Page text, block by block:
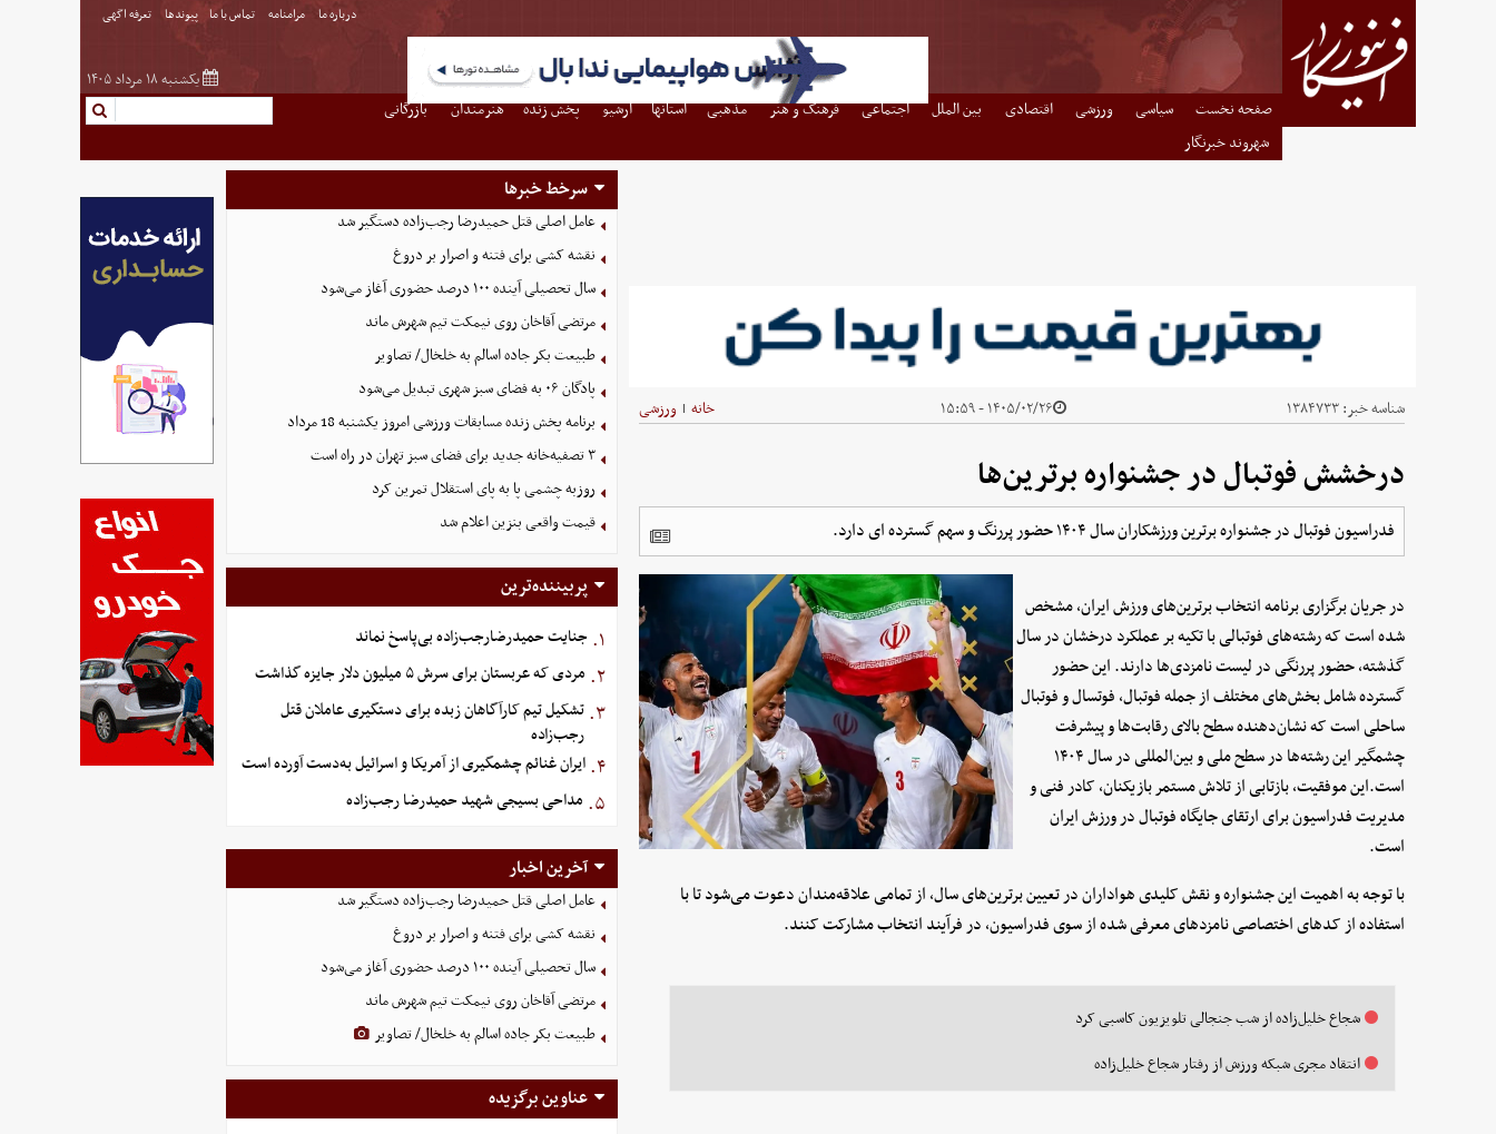
درباره ما مرامنامه تماس با ما پیوندها تعرفه اگهی
یکشنبه ۱۸ مرداد ۱۴۰۵
صفحه نخست سیاسی ورزشی اقتصادی بین الملل اجتماعی فرهنگ و هنر مذهبی استانها آرشیو پخش زنده هنرمندان
بازرگانی
شهروند خبرنگار
شناسه خبر:۱۳۸۴۷۳۳ ۱۴۰۵/۰۲/۲۶ - ۱۵:۵۹ خانه | ورزشی
درخشش فوتبال در جشنواره برترین‌ها
فدراسیون فوتبال در جشنواره برترین ورزشکاران سال ۱۴۰۴ حضور پررنگ و سهم گسترده ای دارد.
در جریان برگزاری برنامه انتخاب برترین‌های ورزش ایران، مشخص
شده است که رشته‌های فوتبالی با تکیه بر عملکرد درخشان در سال
گذشته، حضور پررنگی در لیست نامزدی‌ها دارند. این حضور
گسترده شامل بخش‌های مختلف از جمله فوتبال، فوتسال و فوتبال
ساحلی است که نشان‌دهنده سطح بالای رقابت‌ها و پیشرفت
چشمگیر این رشته‌ها در سطح ملی و بین‌المللی در سال ۱۴۰۴
است.این موفقیت، بازتابی از تلاش مستمر بازیکنان، کادر فنی و
مدیریت فدراسیون برای ارتقای جایگاه فوتبال در ورزش ایران
است.
با توجه به اهمیت این جشنواره و نقش کلیدی هواداران در تعیین برترین‌های سال، از تمامی علاقه‌مندان دعوت می‌شود تا با
استفاده از کدهای اختصاصی نامزدهای معرفی شده از سوی فدراسیون، در فرآیند انتخاب مشارکت کنند.
شجاع خلیل‌زاده از شب جنجالی تلویزیون کاسبی کرد
انتقاد مجری شبکه ورزش از رفتار شجاع خلیل‌زاده
سرخط خبرها
عامل اصلی قتل حمیدرضا رجب‌زاده دستگیر شد
نقشه کشی برای فتنه و اصرار بر دروغ
سال تحصیلی آینده ۱۰۰ درصد حضوری آغاز می‌شود
مرتضی آقاخان روی نیمکت تیم شهرش ماند
طبیعت بکر جاده اسالم به خلخال/ تصاویر
پادگان ۰۶ به فضای سبز شهری تبدیل می‌شود
برنامه پخش زنده مسابقات ورزشی امروز یکشنبه 18 مرداد
۳ تصفیه‌خانه جدید برای فضای سبز تهران در راه است
روزبه چشمی پا به پای استقلال تمرین کرد
قیمت واقعی بنزین اعلام شد
پربیننده‌ترین
۱. جنایت حمیدرضارجب‌زاده بی‌پاسخ نماند
۲. مردی که عربستان برای سرش ۵ میلیون دلار جایزه گذاشت
۳. تشکیل تیم کارآگاهان زبده برای دستگیری عاملان قتل
رجب‌زاده
۴. ایران غنائم چشمگیری از آمریکا و اسرائیل به‌دست آورده است
۵. مداحی بسیجی شهید حمیدرضا رجب‌زاده
آخرین اخبار
عامل اصلی قتل حمیدرضا رجب‌زاده دستگیر شد
نقشه کشی برای فتنه و اصرار بر دروغ
سال تحصیلی آینده ۱۰۰ درصد حضوری آغاز می‌شود
مرتضی آقاخان روی نیمکت تیم شهرش ماند
طبیعت بکر جاده اسالم به خلخال/ تصاویر
عناوین برگزیده